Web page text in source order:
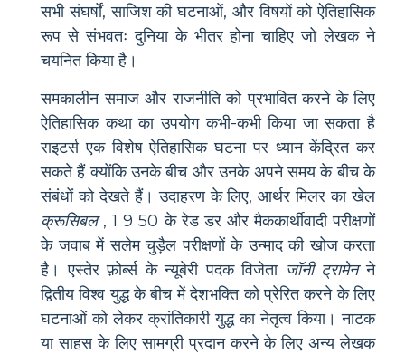
सभी संघर्षों, साजिश की घटनाओं, और विषयों को ऐतिहासिक
रूप से संभवतः दुनिया के भीतर होना चाहिए जो लेखक ने
चयनित किया है।
समकालीन समाज और राजनीति को प्रभावित करने के लिए
ऐतिहासिक कथा का उपयोग कभी-कभी किया जा सकता है
राइटर्स एक विशेष ऐतिहासिक घटना पर ध्यान केंद्रित कर
सकते हैं क्योंकि उनके बीच और उनके अपने समय के बीच के
संबंधों को देखते हैं। उदाहरण के लिए, आर्थर मिलर का खेल
क्रूसिबल, 1 9 50 के रेड डर और मैककार्थीवादी परीक्षणों
के जवाब में सलेम चुड़ैल परीक्षणों के उन्माद की खोज करता
है। एस्तेर फ़ोर्ब्स के न्यूबेरी पदक विजेता जॉनी ट्रामेनने
द्वितीय विश्व युद्ध के बीच में देशभक्ति को प्रेरित करने के लिए
घटनाओं को लेकर क्रांतिकारी युद्ध का नेतृत्व किया। नाटक
या साहस के लिए सामग्री प्रदान करने के लिए अन्य लेखक